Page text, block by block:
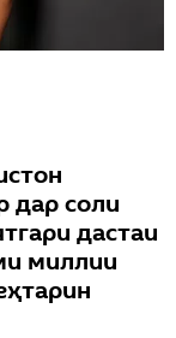
дар соли
дастаи
миллии